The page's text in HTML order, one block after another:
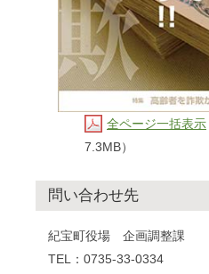
全ページ一括表示
7.3MB）
問い合わせ先
紀宝町役場 企画調整課
TEL：0735-33-0334